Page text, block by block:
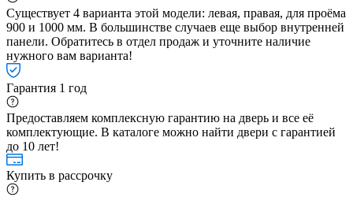
Существует 4 варианта этой модели: левая, правая, для проёма
900 и 1000 мм. В большинстве случаев еще выбор внутренней
панели. Обратитесь в отдел продаж и уточните наличие
нужного вам варианта!
Гарантия 1 год
Предоставляем комплексную гарантию на дверь и все её
комплектующие. В каталоге можно найти двери с гарантией
до 10 лет!
Купить в рассрочку